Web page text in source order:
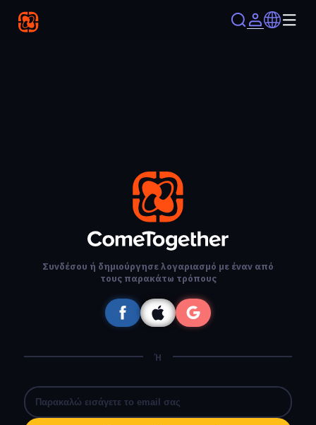
Συνδέσου ή δημιούργησε λογαριασμό με έναν από
τους παρακάτω τρόπους
Ή